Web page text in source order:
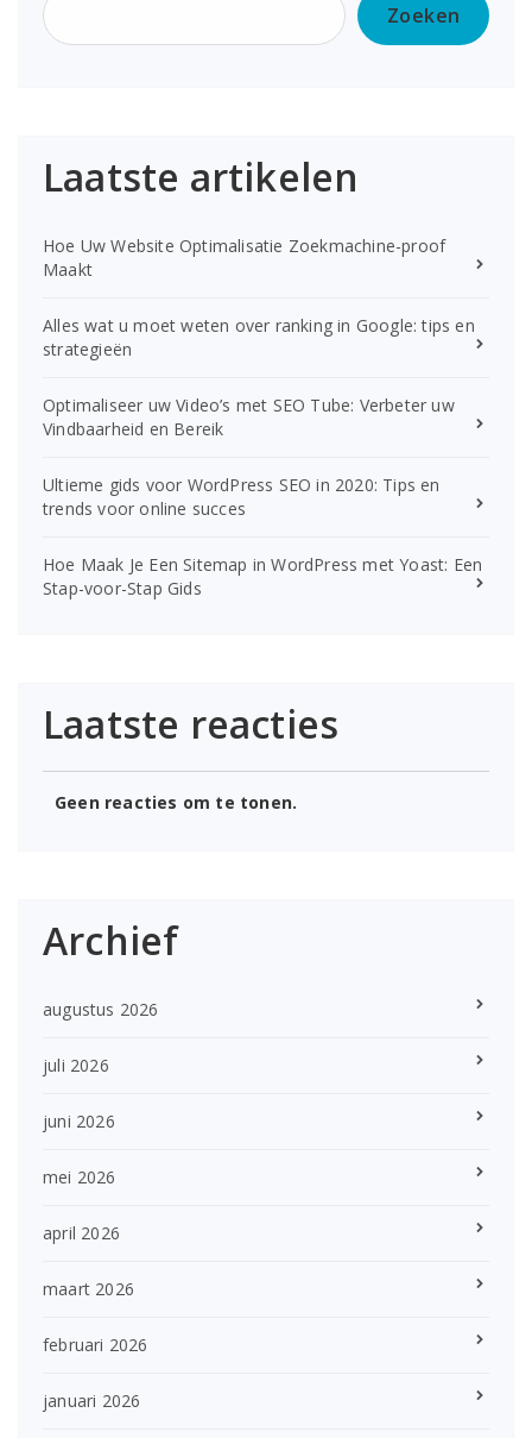
Zoeken
Laatste artikelen
Hoe Uw Website Optimalisatie Zoekmachine-proof
Maakt
Alles wat u moet weten over ranking in Google: tips en
strategieën
Optimaliseer uw Video’s met SEO Tube: Verbeter uw
Vindbaarheid en Bereik
Ultieme gids voor WordPress SEO in 2020: Tips en
trends voor online succes
Hoe Maak Je Een Sitemap in WordPress met Yoast: Een
Stap-voor-Stap Gids
Laatste reacties
Geen reacties om te tonen.
Archief
augustus 2026
juli 2026
juni 2026
mei 2026
april 2026
maart 2026
februari 2026
januari 2026